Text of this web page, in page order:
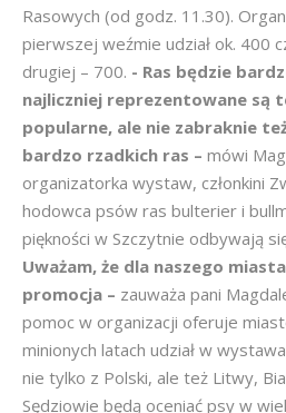
Rasowych (od godz. 11.30).
pierwszej weźmie udział ok. 400
drugiej – 700. - Ras będzie
najliczniej reprezentowane są
popularne, ale nie zabraknie
bardzo rzadkich ras – mówi
organizatorka wystaw, członkini
hodowca psów ras bulterier i
piękności w Szczytnie odbywają
Uważam, że dla naszego
promocja – zauważa pani
pomoc w organizacji oferuje
minionych latach udział w
nie tylko z Polski, ale też Litwy,
Sędziowie będą oceniać psy w